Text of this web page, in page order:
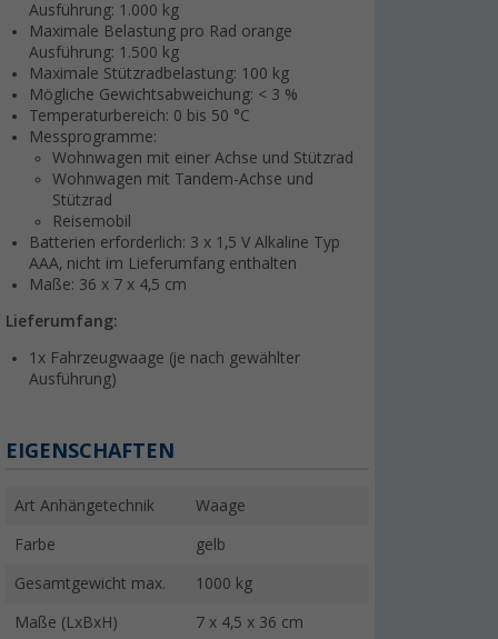
Ausführung: 1.000 kg
Maximale Belastung pro Rad orange
Ausführung: 1.500 kg
Maximale Stützradbelastung: 100 kg
Mögliche Gewichtsabweichung: < 3 %
Temperaturbereich: 0 bis 50 °C
Messprogramme:
Wohnwagen mit einer Achse und Stützrad
Wohnwagen mit Tandem-Achse und
Stützrad
Reisemobil
Batterien erforderlich: 3 x 1,5 V Alkaline Typ
AAA, nicht im Lieferumfang enthalten
Maße: 36 x 7 x 4,5 cm
Lieferumfang:
1x Fahrzeugwaage (je nach gewählter
Ausführung)
EIGENSCHAFTEN
Art Anhängetechnik Waage
Farbe gelb
Gesamtgewicht max. 1000 kg
Maße (LxBxH) 7 x 4,5 x 36 cm